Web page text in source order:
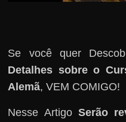
Se você quer
Detalhes sobre o
Alemã, VEM COMIGO!
Nesse Artigo Serão